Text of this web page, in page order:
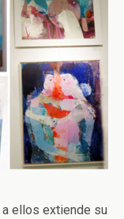
ellos extiende su